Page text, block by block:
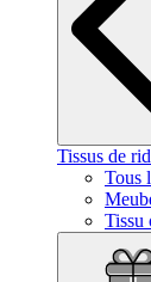
Tissus de
Tous
Tissu